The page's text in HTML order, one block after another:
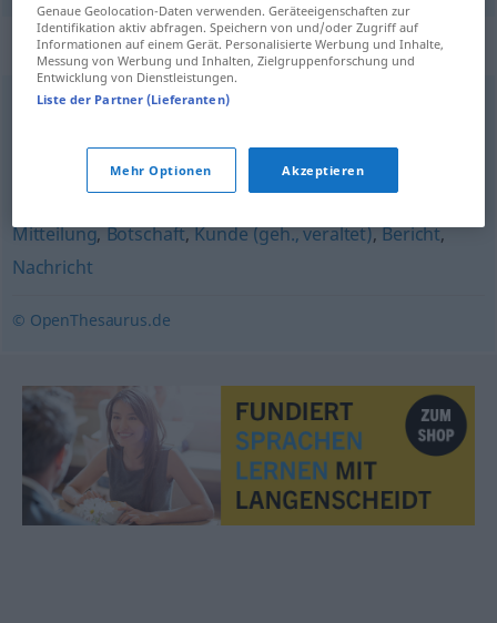
Synonyme für "Bekanntmachung"
Mitteilung,Botschaft,Kunde (geh., veraltet),Bericht,
Nachricht
© OpenThesaurus.de
Genaue Geolocation-Daten verwenden. Geräteeigenschaften zur
Identifikation aktiv abfragen. Speichern von und/oder Zugriff auf
Informationen auf einem Gerät. Personalisierte Werbung und Inhalte,
Messung von Werbung und Inhalten, Zielgruppenforschung und
Entwicklung von Dienstleistungen.
Liste der Partner (Lieferanten)
Mehr Optionen Akzeptieren